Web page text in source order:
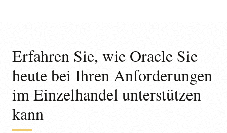
Erfahren Sie, wie Oracle Sie
heute bei Ihren Anforderungen
im Einzelhandel unterstützen
kann